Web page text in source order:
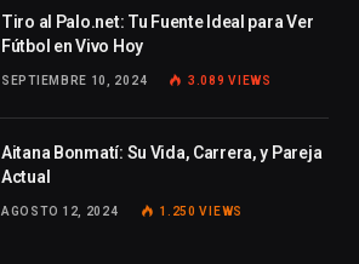
Tiro al Palo.net: Tu Fuente Ideal para Ver
Fútbol en Vivo Hoy
SEPTIEMBRE 10, 2024 3.089VIEWS
Aitana Bonmatí: Su Vida, Carrera, y Pareja
Actual
AGOSTO 12, 2024 1.250VIEWS